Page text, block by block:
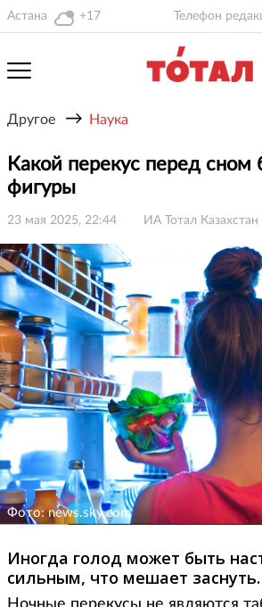
Астана +17 Телефон
Другое → Наука
Какой перекус перед сном
фигуры
23 мая 2025, 22:44 ИА Тотал Казахстан
Фото: news.sky.com
Иногда голод может быть
сильным, что мешает заснуть.